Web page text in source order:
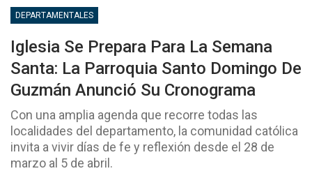
DEPARTAMENTALES
Iglesia Se Prepara Para La Semana
Santa: La Parroquia Santo Domingo De
Guzmán Anunció Su Cronograma
Con una amplia agenda que recorre todas las
localidades del departamento, la comunidad católica
invita a vivir días de fe y reflexión desde el 28 de
marzo al 5 de abril.